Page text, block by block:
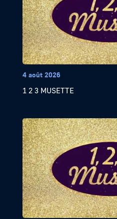
4 août 2026
1 2 3 MUSETTE